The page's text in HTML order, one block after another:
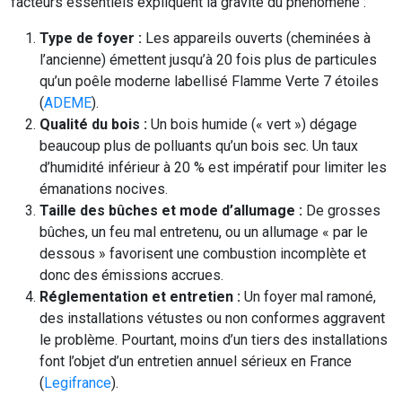
Type de foyer : Les appareils ouverts (cheminées à
l’ancienne) émettent jusqu’à 20 fois plus de particules
qu’un poêle moderne labellisé Flamme Verte 7 étoiles
(ADEME).
Qualité du bois : Un bois humide (« vert ») dégage
beaucoup plus de polluants qu’un bois sec. Un taux
d’humidité inférieur à 20 % est impératif pour limiter les
émanations nocives.
Taille des bûches et mode d’allumage : De grosses
bûches, un feu mal entretenu, ou un allumage « par le
dessous » favorisent une combustion incomplète et
donc des émissions accrues.
Réglementation et entretien : Un foyer mal ramoné,
des installations vétustes ou non conformes aggravent
le problème. Pourtant, moins d’un tiers des installations
font l’objet d’un entretien annuel sérieux en France
(Legifrance).